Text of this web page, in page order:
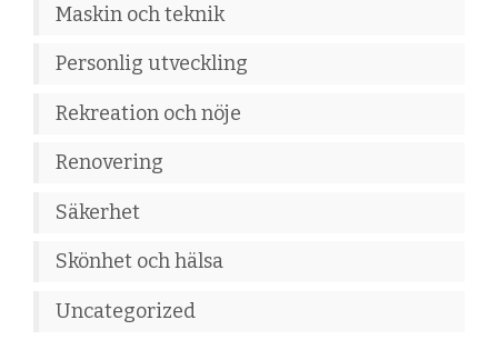
Maskin och teknik
Personlig utveckling
Rekreation och nöje
Renovering
Säkerhet
Skönhet och hälsa
Uncategorized